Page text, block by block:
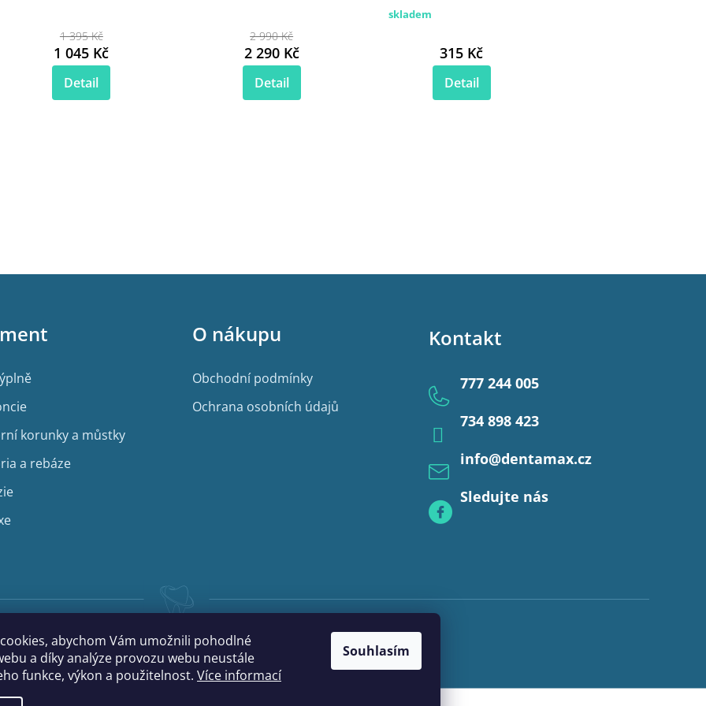
abychom Vám umožnili pohodlné
a díky analýze provozu webu neustále
funkce, výkon a použitelnost. Více informací
Souhlasím
1 395 Kč
1 045 Kč
Detail
2 990 Kč
2 290 Kč
Detail
skladem
315 Kč
Detail
korunky a můstky
a rebáze
O nákupu
Obchodní podmínky
Ochrana osobních údajů
Kontakt
info@dentamax.cz
777 244 005
734 898 423
Sledujte nás